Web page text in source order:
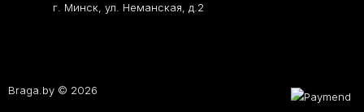
г. Минск, ул. Неманская, д.2
Braga.by © 2026